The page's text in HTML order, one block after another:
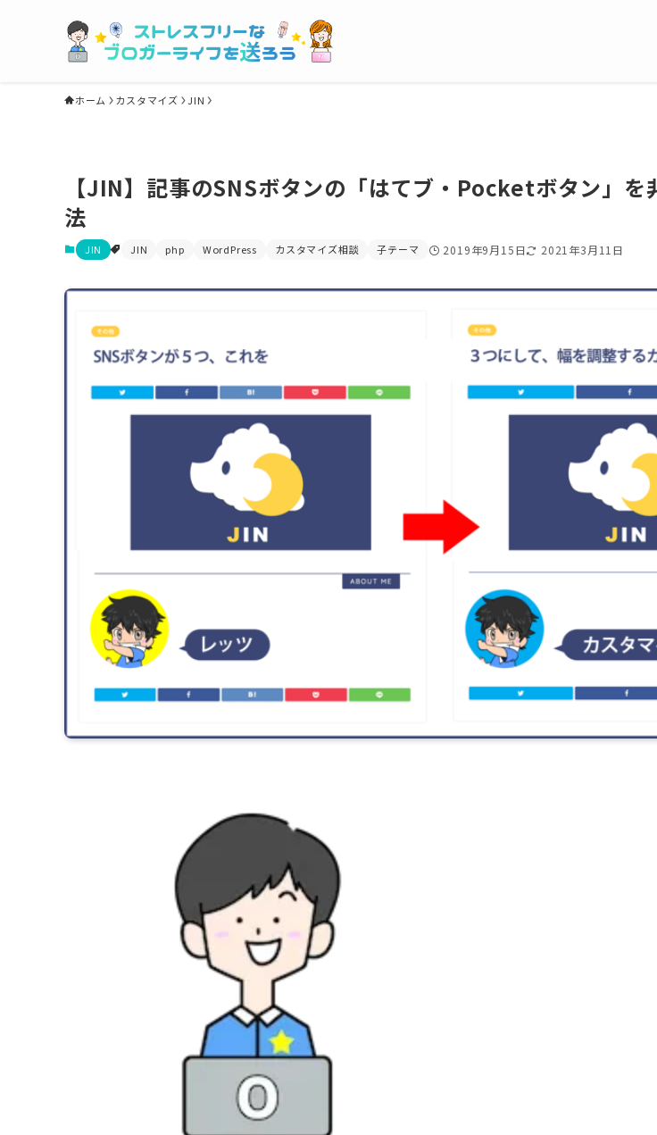
ホーム カスタマイズ JIN
【JIN】記事のSNSボタンの「はてブ・Pocketボタン」を
法
JIN JIN php WordPress カスタマイズ相談 子テーマ 2019年9月15日 2021年3月11日